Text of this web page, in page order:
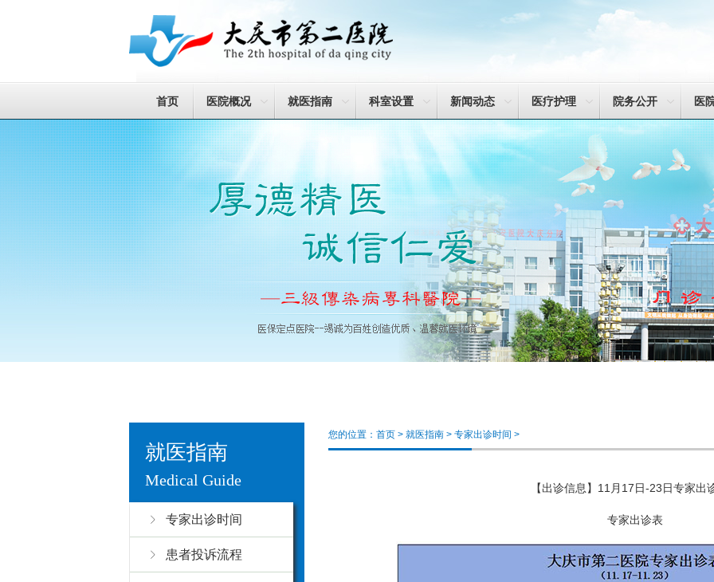
首页 医院概况 就医指南 科室设置 新闻动态 医疗护理 院务公开 医
就医指南
Medical Guide
专家出诊时间
患者投诉流程
您的位置： 首页 > 就医指南 > 专家出诊时间 >
【出诊信息】11月17日-23日专家出
专家出诊表